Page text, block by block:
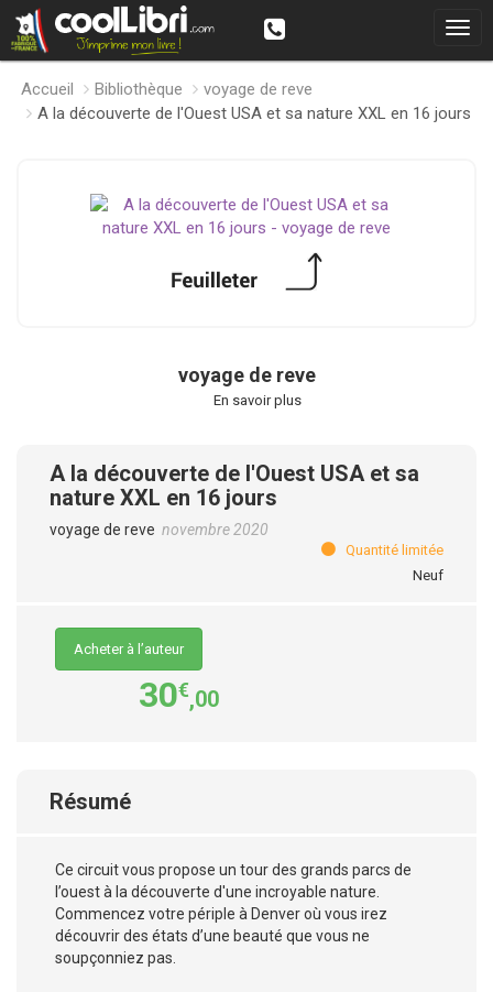
Accueil Bibliothèque
voyage de reve
A la découverte de l'Ouest USA et sa nature XXL en 16 jours
voyage de reve
En savoir plus
A la découverte de l'Ouest USA et sa
nature XXL en 16 jours
voyage de reve novembre 2020
Quantité limitée
Neuf
Acheter à l’auteur
30€,00
Résumé
Ce circuit vous propose un tour des grands parcs de
l’ouest à la découverte d'une incroyable nature.
Commencez votre périple à Denver où vous irez
découvrir des états d’une beauté que vous ne
soupçonniez pas.